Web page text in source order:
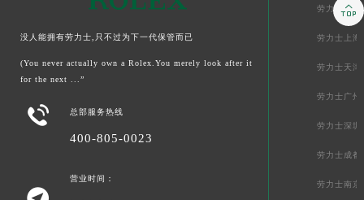
没人能拥有劳力士,只不过为下一代保管而已
(You never actually own a Rolex.You merely look after it
for the next ...”
 总部服务热线
400-805-0023
营业时间：
劳力士北京
劳力士上海
劳力士天津
劳力士广州
劳力士深圳
劳力士成都
劳力士南京
